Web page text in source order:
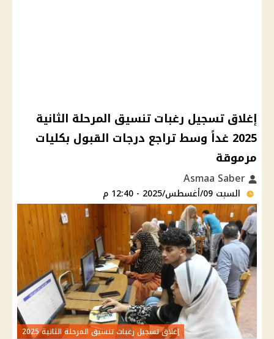
إغلاق تسجيل رغبات تنسيق المرحلة الثانية
2025 غداً وسط تراجع درجات القبول بكليات
مرموقة
السبت 09/أغسطس/2025 - 12:40 م
إغلاق تسجيل رغبات تنسيق المرحلة الثانية 2025